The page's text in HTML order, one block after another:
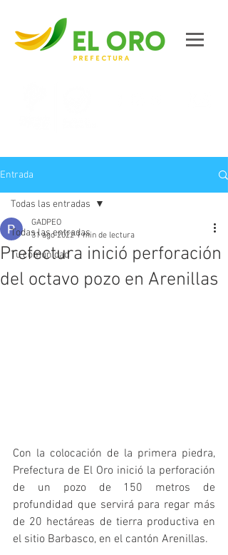
Entrada
Todas las entradas
Tu comunidad
Todas las entradas
Prefectura inició perforación
del octavo pozo en Arenillas
GADPEO
31 ago 2022 1 min de lectura
Con la colocación de la primera piedra,
Prefectura de El Oro inició la perforación
de un pozo de 150 metros de
profundidad que servirá para regar más
de 20 hectáreas de tierra productiva en
el sitio Barbasco, en el cantón Arenillas.